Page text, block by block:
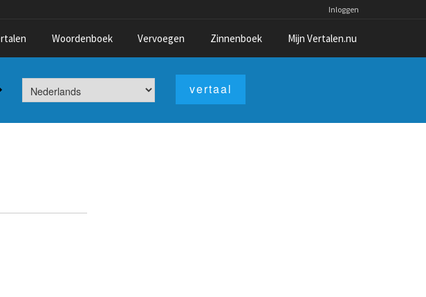
Inloggen
Woordenboek Vervoegen Zinnenboek Mijn Vertalen.nu